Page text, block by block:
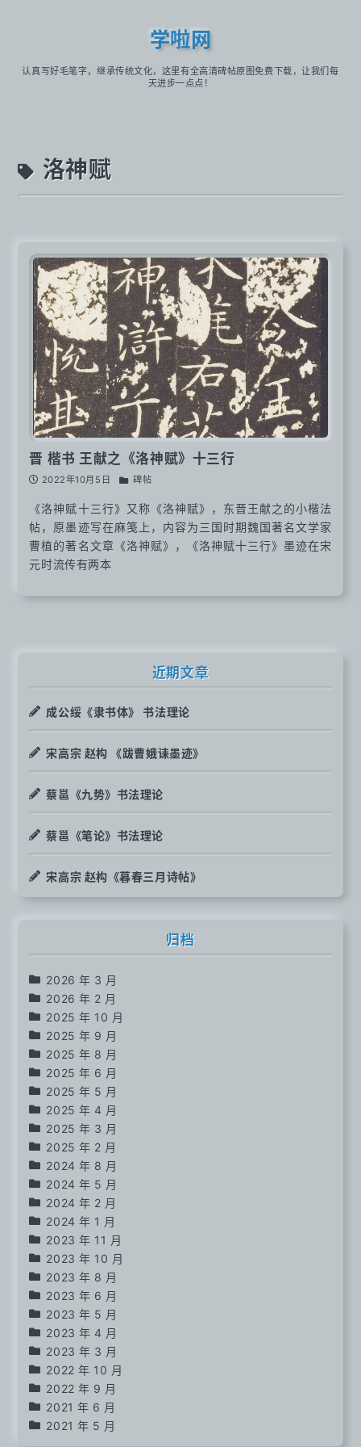
学啦网
认真写好毛笔字，继承传统文化，这里有全高清碑帖原图免费下载，让我们每
天进步一点点！
洛神赋
晋 楷书 王献之《洛神赋》十三行
2022年10月5日 碑帖
《洛神赋十三行》又称《洛神赋》，东晋王献之的小楷法
帖，原墨迹写在麻笺上，内容为三国时期魏国著名文学家
曹植的著名文章《洛神赋》，《洛神赋十三行》墨迹在宋
元时流传有两本
近期文章
成公绥《隶书体》 书法理论
宋高宗 赵构 《跋曹娥诔墨迹》
蔡邕《九势》书法理论
蔡邕《笔论》书法理论
宋高宗 赵构《暮春三月诗帖》
归档
2026 年 3 月
2026 年 2 月
2025 年 10 月
2025 年 9 月
2025 年 8 月
2025 年 6 月
2025 年 5 月
2025 年 4 月
2025 年 3 月
2025 年 2 月
2024 年 8 月
2024 年 5 月
2024 年 2 月
2024 年 1 月
2023 年 11 月
2023 年 10 月
2023 年 8 月
2023 年 6 月
2023 年 5 月
2023 年 4 月
2023 年 3 月
2022 年 10 月
2022 年 9 月
2021 年 6 月
2021 年 5 月